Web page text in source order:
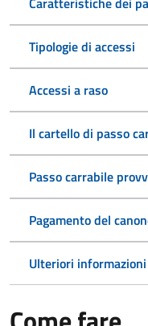
Tipologie di accessi
Accessi a raso
Il cartello di passo
Passo carrabile
Pagamento del
Ulteriori informazioni